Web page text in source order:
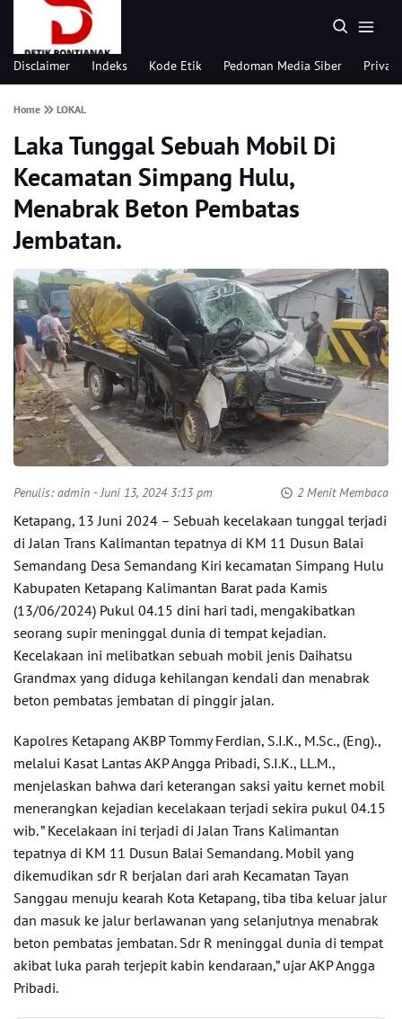
Disclaimer Indeks Kode Etik Pedoman Media Siber
Home LOKAL
Laka Tunggal Sebuah Mobil Di
Kecamatan Simpang Hulu,
Menabrak Beton Pembatas
Jembatan.
Penulis: admin - Juni 13, 2024 3:13 pm 2 Menit Membaca
Ketapang, 13 Juni 2024 – Sebuah kecelakaan tunggal terjadi
di Jalan Trans Kalimantan tepatnya di KM 11 Dusun Balai
Semandang Desa Semandang Kiri kecamatan Simpang Hulu
Kabupaten Ketapang Kalimantan Barat pada Kamis
(13/06/2024) Pukul 04.15 dini hari tadi, mengakibatkan
seorang supir meninggal dunia di tempat kejadian.
Kecelakaan ini melibatkan sebuah mobil jenis Daihatsu
Grandmax yang diduga kehilangan kendali dan menabrak
beton pembatas jembatan di pinggir jalan.
Kapolres Ketapang AKBP Tommy Ferdian, S.I.K., M.Sc., (Eng).,
melalui Kasat Lantas AKP Angga Pribadi, S.I.K., LL.M.,
menjelaskan bahwa dari keterangan saksi yaitu kernet mobil
menerangkan kejadian kecelakaan terjadi sekira pukul 04.15
wib. ” Kecelakaan ini terjadi di Jalan Trans Kalimantan
tepatnya di KM 11 Dusun Balai Semandang. Mobil yang
dikemudikan sdr R berjalan dari arah Kecamatan Tayan
Sanggau menuju kearah Kota Ketapang, tiba tiba keluar jalur
dan masuk ke jalur berlawanan yang selanjutnya menabrak
beton pembatas jembatan. Sdr R meninggal dunia di tempat
akibat luka parah terjepit kabin kendaraan,” ujar AKP Angga
Pribadi.